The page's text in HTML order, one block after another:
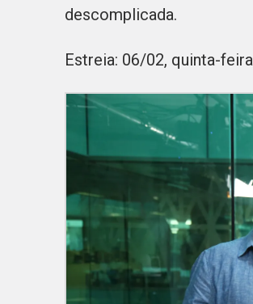
descomplicada.
Estreia: 06/02, quinta-